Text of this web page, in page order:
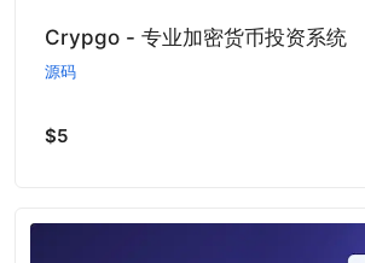
Crypgo - 专业加密货币投资系统
源码
$5